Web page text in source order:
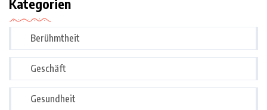
Kategorien
Berühmtheit
Geschäft
Gesundheit